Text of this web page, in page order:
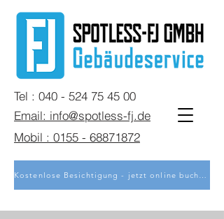
Mobil : 0155 - 68871872
Tel : 040 - 524 75 45 00
Email: info@spotless-fj.de
Kostenlose Besichtigung - jetzt online buchen